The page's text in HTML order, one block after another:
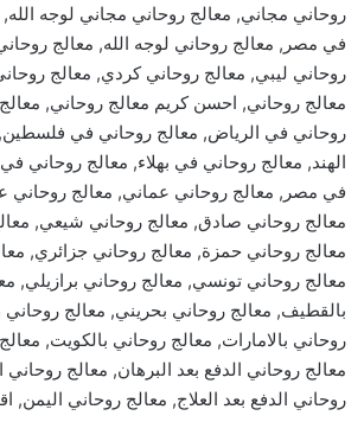
روحاني مجاني, معالج روحاني مجاني لوجه الله,
في مصر, معالج روحاني لوجه الله, معالج
روحاني ليبي, معالج روحاني كردي, معالج
معالج روحاني, احسن كريم معالج روحاني,
روحاني في الرياض, معالج روحاني في
الهند, معالج روحاني في بهلاء, معالج روحاني
في مصر, معالج روحاني عماني, معالج روحاني
معالج روحاني صادق, معالج روحاني شيعي,
معالج روحاني حمزة, معالج روحاني جزائري,
معالج روحاني تونسي, معالج روحاني برازيلي,
بالقطيف, معالج روحاني بحريني, معالج روحاني
روحاني بالامارات, معالج روحاني بالكويت,
معالج روحاني الدفع بعد البرهان, معالج
روحاني الدفع بعد العلاج, معالج روحاني اليمن,